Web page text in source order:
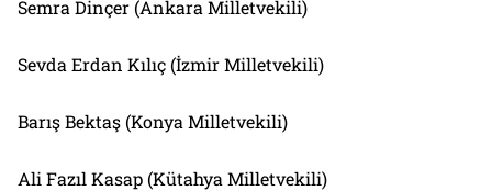
Semra Dinçer (Ankara Milletvekili)
Sevda Erdan Kılıç (İzmir Milletvekili)
Barış Bektaş (Konya Milletvekili)
Ali Fazıl Kasap (Kütahya Milletvekili)